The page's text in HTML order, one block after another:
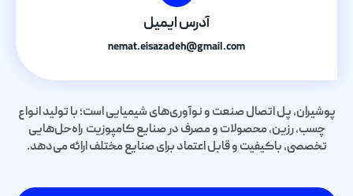
آدرس ایمیل
nemat.eisazadeh@gmail.com
پوشیران، پل اتصال صنعت و نوآوری‌های شیمیایی است؛ با تولید انواع
چسب، رزین، محصولات و مصرف در صنایع کامپوزیت راه‌حل‌هایی
تخصصی، باکیفیت و قابل اعتماد برای صنایع مختلف ارائه می‌دهد.